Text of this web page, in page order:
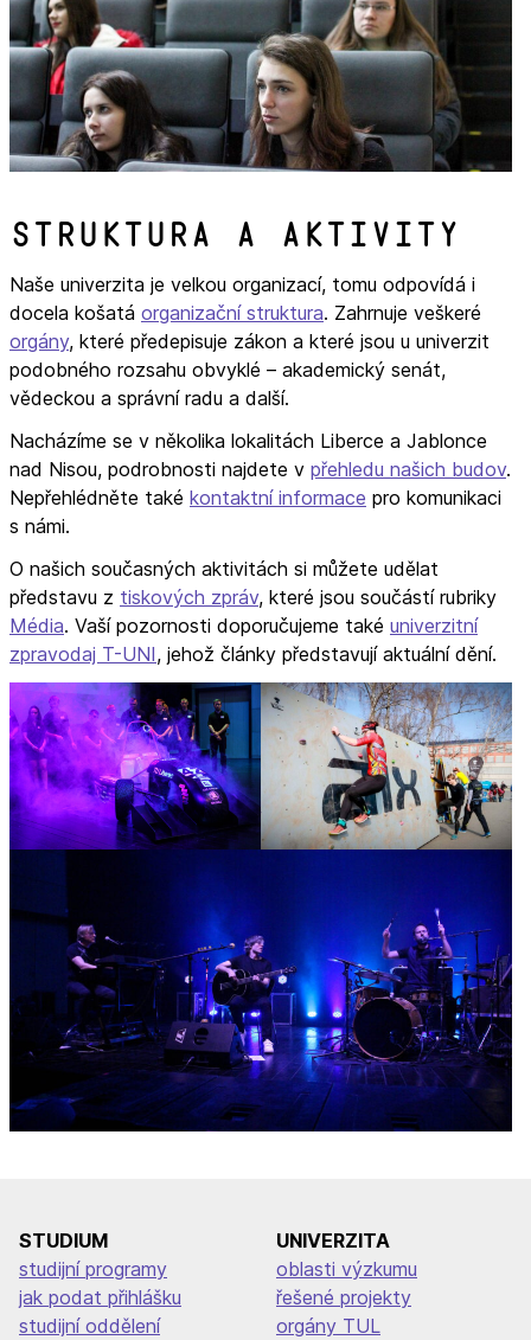
Struktura a aktivity
Naše univerzita je velkou organizací, tomu odpovídá i
docela košatá organizační struktura. Zahrnuje veškeré
orgány, které předepisuje zákon a které jsou u univerzit
podobného rozsahu obvyklé – akademický senát,
vědeckou a správní radu a další.
Nacházíme se v několika lokalitách Liberce a Jablonce
nad Nisou, podrobnosti najdete v přehledu našich budov.
Nepřehlédněte také kontaktní informace pro komunikaci
s námi.
O našich současných aktivitách si můžete udělat
představu z tiskových zpráv, které jsou součástí rubriky
Média. Vaší pozornosti doporučujeme také univerzitní
zpravodaj T-UNI, jehož články představují aktuální dění.
STUDIUM
studijní programy
jak podat přihlášku
studijní oddělení
UNIVERZITA
oblasti výzkumu
řešené projekty
orgány TUL